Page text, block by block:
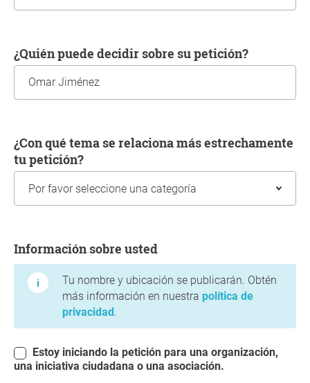
¿Quién puede decidir sobre su petición?
¿Con qué tema se relaciona más estrechamente
tu petición?
Información sobre usted
Tu nombre y ubicación se publicarán. Obtén
más información en nuestra política de
privacidad .
una iniciativa ciudadana o una asociación.